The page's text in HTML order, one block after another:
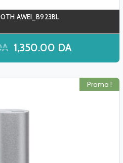
AWEI_B923BL
1,350.00 DA
Promo !